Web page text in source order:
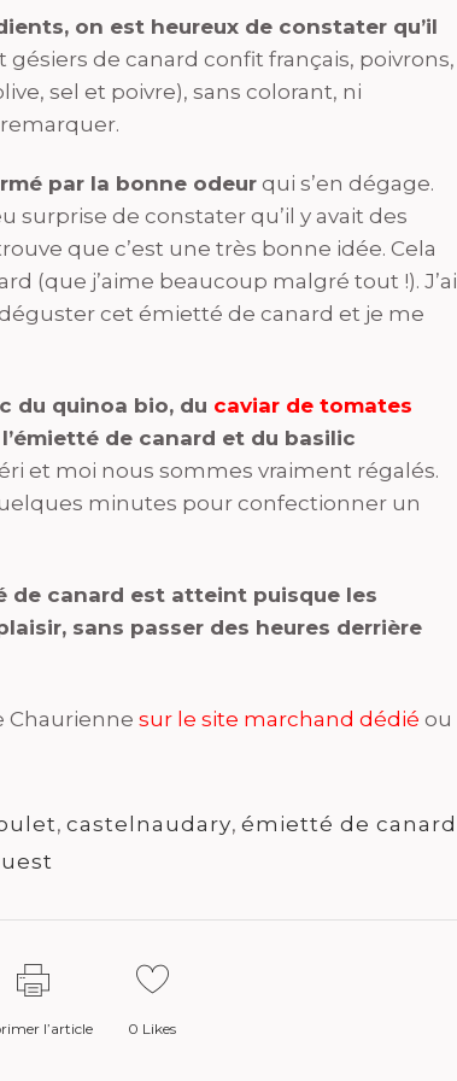
on est heureux de constater qu’il
gésiers de canard confit français, poivrons,
sel et poivre), sans colorant, ni
remarquer.
par la bonne odeur qui s’en dégage.
surprise de constater qu’il y avait des
que c’est une très bonne idée. Cela
(que j’aime beaucoup malgré tout !). J’ai
cet émietté de canard et je me
du quinoa bio, du caviar de tomates
de canard et du basilic
et moi nous sommes vraiment régalés.
minutes pour confectionner un
de canard est atteint puisque les
sans passer des heures derrière
Chaurienne sur le site marchand dédié ou
, castelnaudary, émietté de canard
l’article 0 Likes